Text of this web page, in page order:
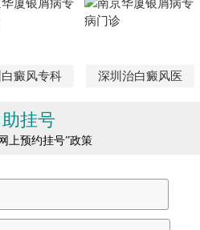
癜风专科 深圳治白癜风医
助挂号
上预约挂号”政策